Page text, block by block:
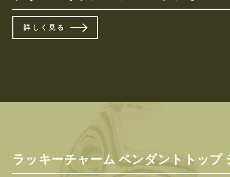
詳しく見る
ラッキーチャーム ペンダントトップ